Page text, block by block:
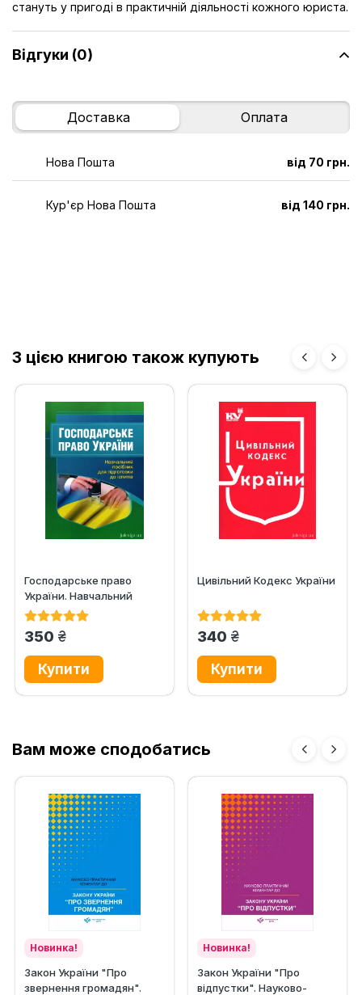
стануть у пригоді в практичній діяльності кожного юриста.
Відгуки (0)
Доставка Оплата
Нова Пошта від 70 грн.
Кур'єр Нова Пошта від 140 грн.
З цією книгою також купують
Господарське право
України. Навчальний
поcібник для підготовки
до іспитів
350 грн.
Цивільний Кодекс України
340 грн.
Вам може сподобатись
Новинка!
Закон України "Про
звернення громадян".
Новинка!
Закон України "Про
відпустки". Науково-